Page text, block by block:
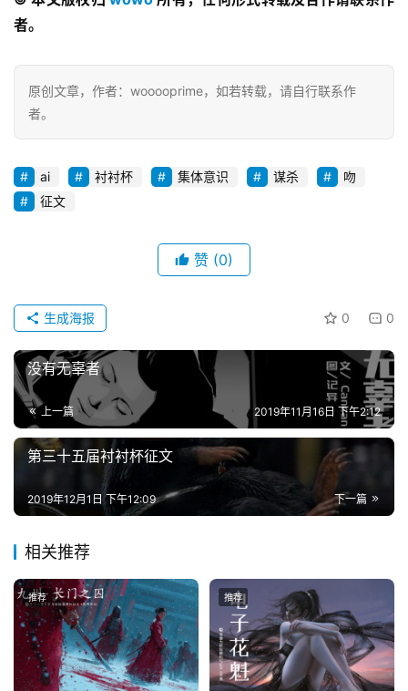
者。
原创文章，作者：wooooprime，如若转载，请自行联系作
者。
ai 衬衬杯 集体意识 谋杀
吻
征文
赞 (0)
0 0
生成海报
没有无辜者
上一篇 2019年11月16日 下午2:12
第三十五届衬衬杯征文
下一篇
2019年12月1日 下午12:09
相关推荐
推荐 推荐